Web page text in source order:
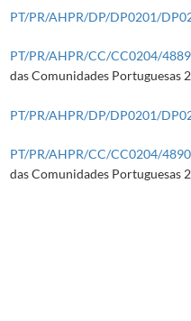
PT/PR/AHPR/DP/DP0201/
PT/PR/AHPR/CC/CC0204/4889
das Comunidades Portuguesas
PT/PR/AHPR/DP/DP0201/
PT/PR/AHPR/CC/CC0204/4890
das Comunidades Portuguesas